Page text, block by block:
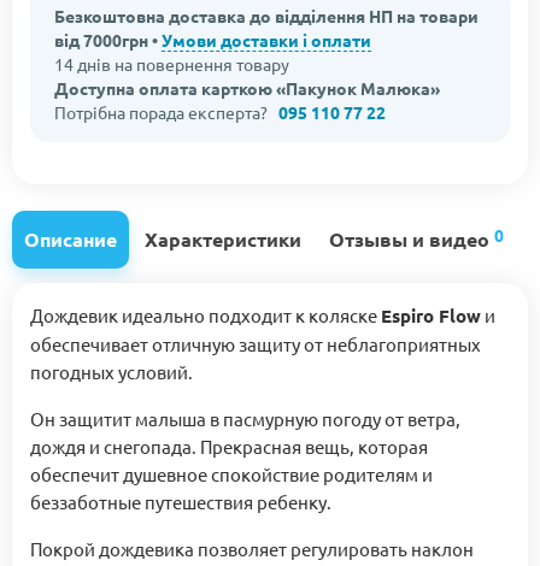
Безкоштовна доставка до відділення НП на товари
від 7000грн •Умови доставки і оплати
14 днів на повернення товару
Доступна оплата карткою «Пакунок Малюка»
Потрібна порада експерта? 095 110 77 22
Описание Характеристики Отзывы и видео 0
Дождевик идеально подходит к коляске Espiro Flow и
обеспечивает отличную защиту от неблагоприятных
погодных условий.
Он защитит малыша в пасмурную погоду от ветра,
дождя и снегопада. Прекрасная вещь, которая
обеспечит душевное спокойствие родителям и
беззаботные путешествия ребенку.
Покрой дождевика позволяет регулировать наклон